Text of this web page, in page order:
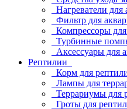
Нагреватели для
Фильтр для
Компрессоры
Турбинные
Аксессуары для
Рептилии
Корм для
Лампы для
Террариумы для
Гроты для